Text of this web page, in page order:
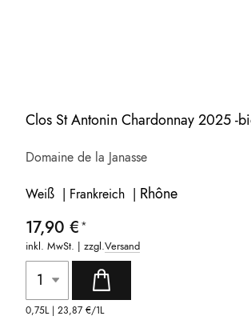
Clos St Antonin Chardonnay 2025 -
Domaine de la Janasse
Weiß | Frankreich | Rhône
17,90 €
inkl. MwSt. | zzgl.Versand
0,75L |23,87 €/1L